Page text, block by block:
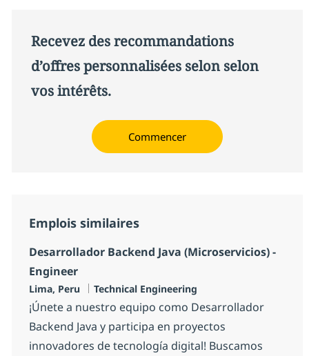
Recevez des recommandations
d’offres personnalisées selon selon
vos intérêts.
Commencer
Emplois similaires
Desarrollador Backend Java (Microservicios) -
Engineer
Localisation
Lima, Peru Catégorie
Technical Engineering
¡Únete a nuestro equipo como Desarrollador
Backend Java y participa en proyectos
innovadores de tecnología digital! Buscamos